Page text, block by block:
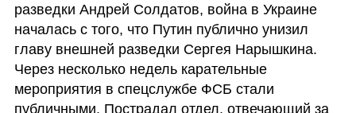
разведки Андрей Солдатов, война в Украине
началась с того, что Путин публично унизил
главу внешней разведки Сергея Нарышкина.
Через несколько недель карательные
мероприятия в спецслужбе ФСБ стали
публичными. Пострадал отдел, отвечающий за